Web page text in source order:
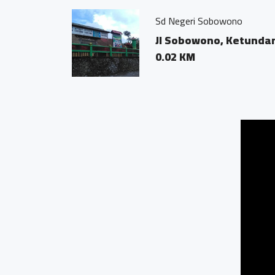
Sd Negeri Sobowono
Jl Sobowono,
0.02 KM